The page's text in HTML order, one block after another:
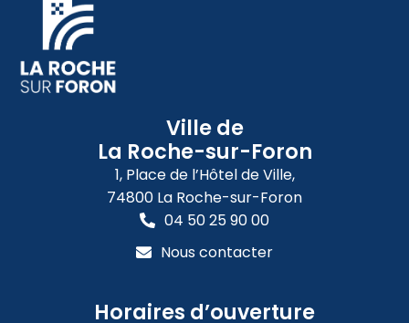
Ville de
La Roche-sur-Foron
1, Place de l’Hôtel de Ville,
74800 La Roche-sur-Foron
04 50 25 90 00
Nous contacter
Horaires d’ouverture